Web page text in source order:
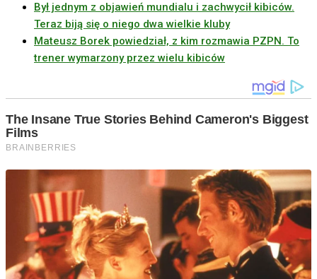
Był jednym z objawień mundialu i zachwycił kibiców.
Teraz biją się o niego dwa wielkie kluby
Mateusz Borek powiedział, z kim rozmawia PZPN. To
trener wymarzony przez wielu kibiców